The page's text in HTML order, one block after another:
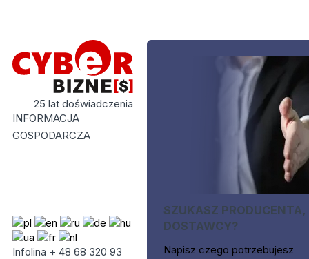
25 lat doświadczenia
INFORMACJA
GOSPODARCZA
Infolina + 48 68 320 93
SZUKASZ PRODUCENTA,
DOSTAWCY?
Napisz czego potrzebujesz